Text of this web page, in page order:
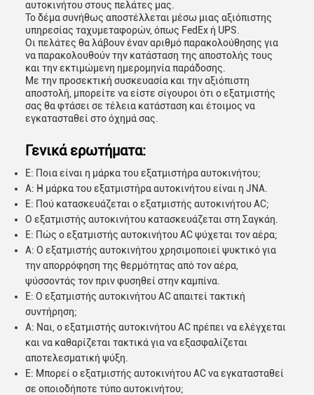
αυτοκινήτου στους πελάτες μας.
Το δέμα συνήθως αποστέλλεται μέσω μιας αξιόπιστης
υπηρεσίας ταχυμεταφορών, όπως FedEx ή UPS.
Οι πελάτες θα λάβουν έναν αριθμό παρακολούθησης για
να παρακολουθούν την κατάσταση της αποστολής τους
και την εκτιμώμενη ημερομηνία παράδοσης.
Με την προσεκτική συσκευασία και την αξιόπιστη
αποστολή, μπορείτε να είστε σίγουροι ότι ο εξατμιστής
σας θα φτάσει σε τέλεια κατάσταση και έτοιμος να
εγκατασταθεί στο όχημά σας.
Γενικά ερωτήματα:
Ε: Ποια είναι η μάρκα του εξατμιστήρα αυτοκινήτου;
Α: Η μάρκα του εξατμιστήρα αυτοκινήτου είναι η JNA.
Ε: Πού κατασκευάζεται ο εξατμιστής αυτοκινήτου AC;
Ο εξατμιστής αυτοκινήτου κατασκευάζεται στη Σαγκάη.
Ε: Πώς ο εξατμιστής αυτοκινήτου AC ψύχεται τον αέρα;
Α: Ο εξατμιστής αυτοκινήτου χρησιμοποιεί ψυκτικό για
την απορρόφηση της θερμότητας από τον αέρα,
ψύσσοντάς τον πριν φυσηθεί στην καμπίνα.
Ε: Ο εξατμιστής αυτοκινήτου AC απαιτεί τακτική
συντήρηση;
Α: Ναι, ο εξατμιστής αυτοκινήτου AC πρέπει να ελέγχεται
και να καθαρίζεται τακτικά για να εξασφαλίζεται
αποτελεσματική ψύξη.
Ε: Μπορεί ο εξατμιστής αυτοκινήτου AC να εγκατασταθεί
σε οποιοδήποτε τύπο αυτοκινήτου;